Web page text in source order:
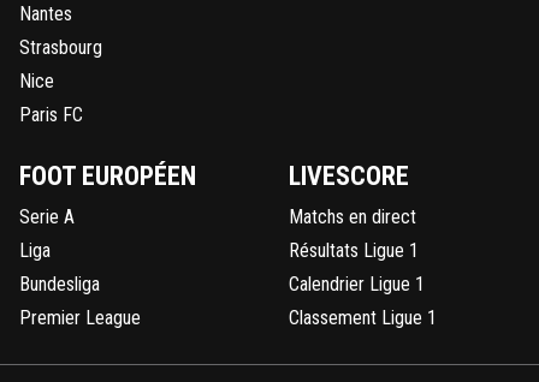
Nantes
Strasbourg
Nice
Paris FC
FOOT EUROPÉEN
Serie A
Liga
Bundesliga
Premier League
LIVESCORE
Matchs en direct
Résultats Ligue 1
Calendrier Ligue 1
Classement Ligue 1